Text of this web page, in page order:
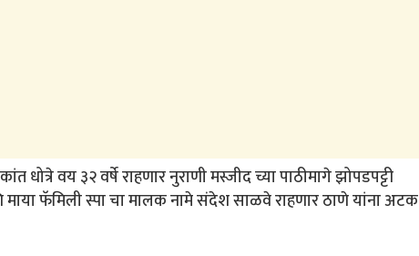
धोत्रे वय ३२ वर्षे राहणार नुराणी मस्जीद च्या पाठीमागे झोपडपट्टी
फॅमिली स्पा चा मालक नामे संदेश साळवे राहणार ठाणे यांना अटक